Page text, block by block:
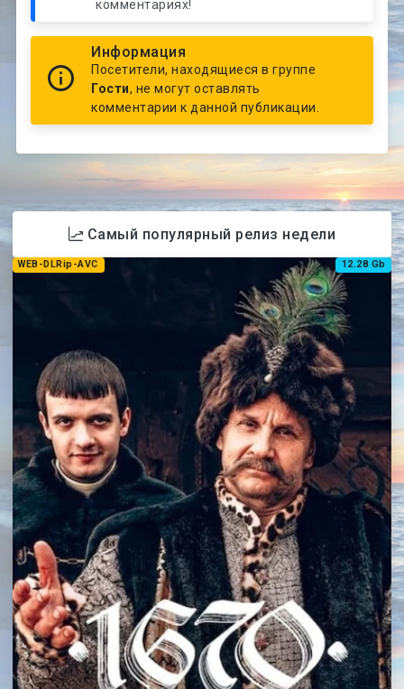
комментариях!
Информация
Посетители, находящиеся в группе
Гости, не могут оставлять
комментарии к данной публикации.
Самый популярный релиз недели
WEB-DLRip-AVC 12.28 Gb